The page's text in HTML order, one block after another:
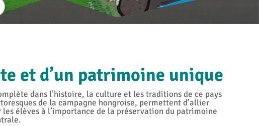
et d’un patrimoine unique
dans l’histoire, la culture et les traditions de ce pays
de la campagne hongroise, permettent d’allier
élèves à l’importance de la préservation du patrimoine